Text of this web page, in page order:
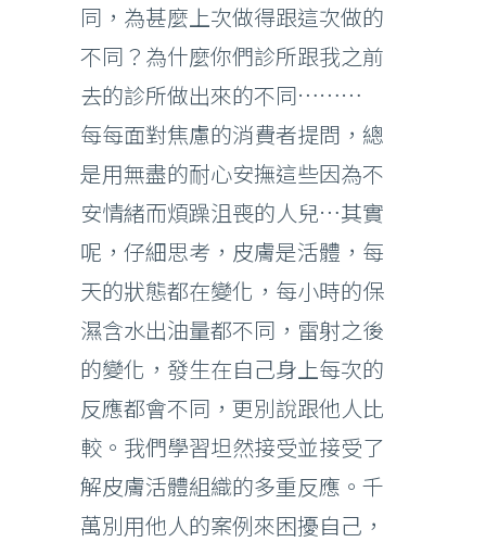
同，為甚麼上次做得跟這次做的
不同？為什麼你們診所跟我之前
去的診所做出來的不同………
每每面對焦慮的消費者提問，總
是用無盡的耐心安撫這些因為不
安情緒而煩躁沮喪的人兒…其實
呢，仔細思考，皮膚是活體，每
天的狀態都在變化，每小時的保
濕含水出油量都不同，雷射之後
的變化，發生在自己身上每次的
反應都會不同，更別說跟他人比
較。我們學習坦然接受並接受了
解皮膚活體組織的多重反應。千
萬別用他人的案例來困擾自己，